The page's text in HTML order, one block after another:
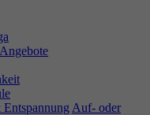
Auf- oder